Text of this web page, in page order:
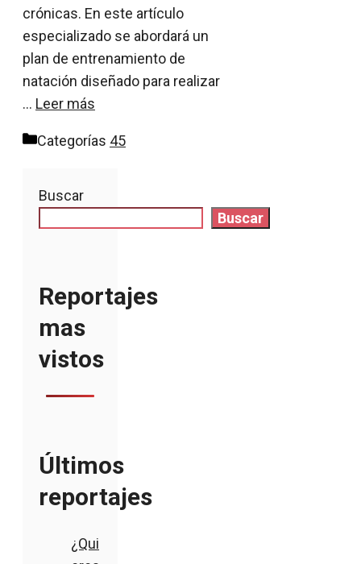
crónicas. En este artículo
especializado se abordará un
plan de entrenamiento de
natación diseñado para realizar
… Leer más
Categorías 45
Buscar
Buscar
Reportajes
mas
vistos
Últimos
reportajes
¿Qui